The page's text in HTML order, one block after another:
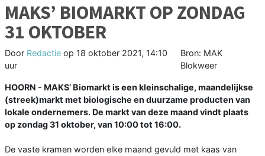
MAKS’ BIOMARKT OP ZONDAG
31 OKTOBER
Door Redactie op 18 oktober 2021, 14:10
uur
Bron: MAK
Blokweer
HOORN - MAKS’ Biomarkt is een kleinschalige, maandelijkse
(streek)markt met biologische en duurzame producten van
lokale ondernemers. De markt van deze maand vindt plaats
op zondag 31 oktober, van 10:00 tot 16:00.
De vaste kramen worden elke maand gevuld met kaas van